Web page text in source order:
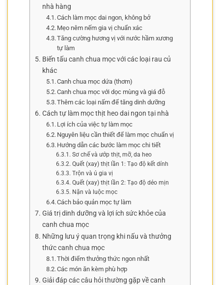
nhà hàng
Cách làm mọc dai ngon, không bở
Mẹo nêm nếm gia vị chuẩn xác
Tăng cường hương vị với nước hầm xương
tự làm
Biến tấu canh chua mọc với các loại rau củ
khác
Canh chua mọc dứa (thơm)
Canh chua mọc với dọc mùng và giá đỗ
Thêm các loại nấm để tăng dinh dưỡng
Cách tự làm mọc thịt heo dai ngon tại nhà
Lợi ích của việc tự làm mọc
Nguyên liệu cần thiết để làm mọc chuẩn vị
Hướng dẫn các bước làm mọc chi tiết
Sơ chế và ướp thịt, mỡ, da heo
Quết (xay) thịt lần 1: Tạo độ kết dính
Trộn và ủ gia vị
Quết (xay) thịt lần 2: Tạo độ dẻo mịn
Nặn và luộc mọc
Cách bảo quản mọc tự làm
Giá trị dinh dưỡng và lợi ích sức khỏe của
canh chua mọc
Những lưu ý quan trọng khi nấu và thưởng
thức canh chua mọc
Thời điểm thưởng thức ngon nhất
Các món ăn kèm phù hợp
Giải đáp các câu hỏi thường gặp về canh